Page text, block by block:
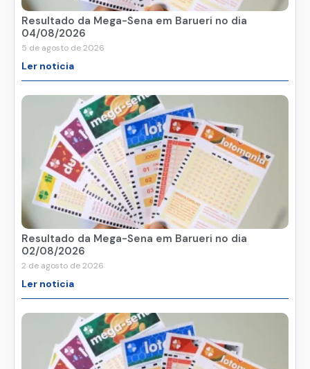
Resultado da Mega-Sena em Barueri no dia
04/08/2026
5 de agosto de 2026
Ler noticia
Resultado da Mega-Sena em Barueri no dia
02/08/2026
2 de agosto de 2026
Ler noticia